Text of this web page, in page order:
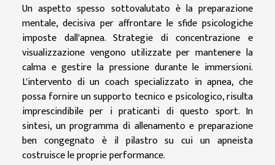
Un aspetto spesso sottovalutato è la preparazione
mentale, decisiva per affrontare le sfide psicologiche
imposte dall'apnea. Strategie di concentrazione e
visualizzazione vengono utilizzate per mantenere la
calma e gestire la pressione durante le immersioni.
L'intervento di un coach specializzato in apnea, che
possa fornire un supporto tecnico e psicologico, risulta
imprescindibile per i praticanti di questo sport. In
sintesi, un programma di allenamento e preparazione
ben congegnato è il pilastro su cui un apneista
costruisce le proprie performance.